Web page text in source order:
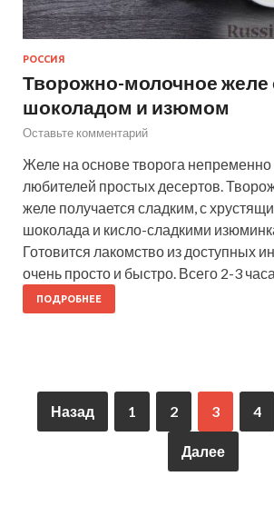
РОССИЯ
Творожно-молочное желе
шоколадом и изюмом
Оставьте комментарий
Желе на основе творога непременно
любителей простых десертов.
желе получается сладким, с
шоколада и кисло-сладкими
Готовится лакомство из доступных
очень просто и быстро. Всего 2-3
ПОДРОБНЕЕ
Назад 1 2 3 4
Далее